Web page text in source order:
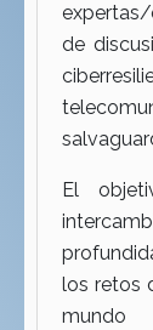
expertas/
de
El
los retos
mundo